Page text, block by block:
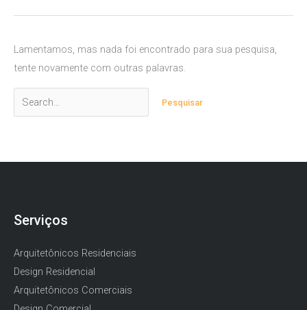
Lamentamos, mas nada foi encontrado para sua pesquisa,
tente novamente com outras palavras.
Pesquisar
por:
Serviços
Arquitetônicos Residenciais
Design Residencial
Arquitetônicos Comerciais